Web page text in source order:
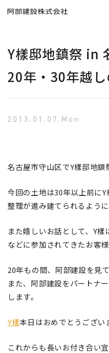
Y樣邸地鎮祭 in
20年・30年越
2013.01.07.Mon
名古屋市守山区でY樣邸地鎮
今回の土地は30年以上前に
整理が進み建てられるように
また嬉しいお話として、Y
などに参加されてきたお客様
20年もの間、阿部建設を見て
また、阿部建設をパートナ
します。
Y樣本日はおめでとうござい
これからも長いお付き合い